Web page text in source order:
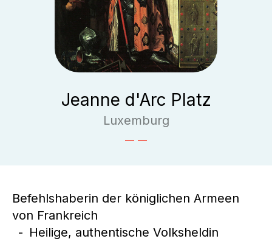
Jeanne d'Arc Platz
Luxemburg
Befehlshaberin der königlichen Armeen
von Frankreich
Heilige, authentische Volksheldin